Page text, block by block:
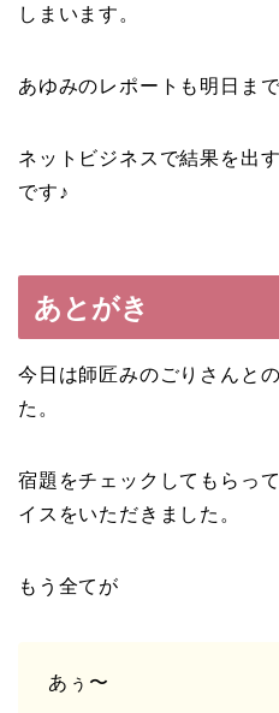
しまいます。
あゆみのレポートも明日まで
ネットビジネスで結果を出
です♪
あとがき
今日は師匠みのごりさんと
た。
宿題をチェックしてもらっ
イスをいただきました。
もう全てが
あぅ〜